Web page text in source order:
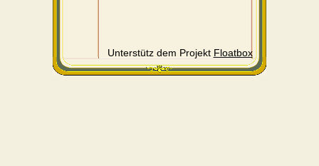
Unterstütz dem Projekt Floatbox